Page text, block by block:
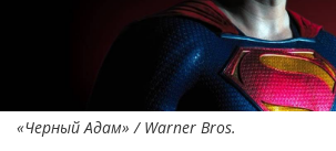
«Черный Адам» / Warner Bros.